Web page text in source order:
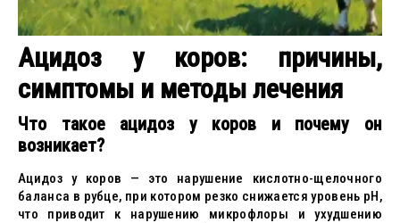
Ацидоз у коров: причины,
симптомы и методы лечения
Что такое ацидоз у коров и почему он
возникает?
Ацидоз у коров — это нарушение кислотно-щелочного
баланса в рубце, при котором резко снижается уровень pH,
что приводит к нарушению микрофлоры и ухудшению